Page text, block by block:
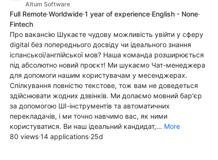
Altum Software
Full Remote·Worldwide·1 year of experience·English - None·
Fintech
Про вакансію Шукаєте чудову можливість увійти у сферу
digital без попереднього досвіду чи ідеального знання
іспанської/англійської мов? Наша команда розширюється
під абсолютно новий проєкт! Ми шукаємо Чат-менеджера
для допомоги нашим користувачам у месенджерах.
Спілкування повністю текстове, тож вам не доведеться
здійснювати жодних дзвінків. Ми долаємо мовний бар'єр
за допомогою ШІ-інструментів та автоматичних
перекладачів, і ми точно навчимо вас, як ними
користуватися. Ви наш ідеальний кандидат,... More
80 views·14 applications·25d